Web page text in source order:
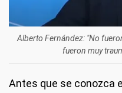
Alberto Fernández: "No
fueron muy
Antes que se conozca